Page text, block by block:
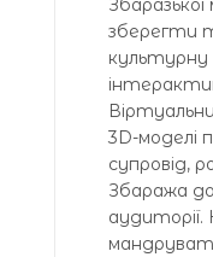
Збаразької
зберегти
культурну
3D-моделі
супровід,
Збаража